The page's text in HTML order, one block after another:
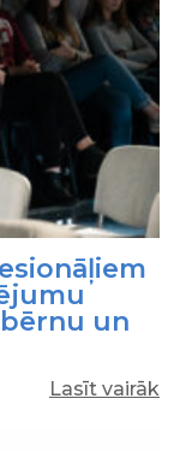
un
Lasīt vairāk